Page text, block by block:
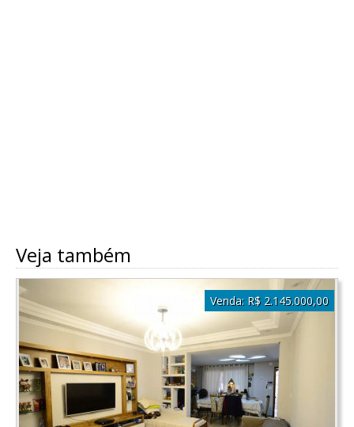
Veja também
Venda: R$ 2.145.000,00